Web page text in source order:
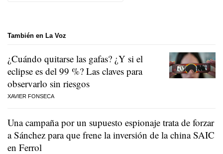
También en La Voz
¿Cuándo quitarse las gafas? ¿Y si el
eclipse es del 99 %? Las claves para
observarlo sin riesgos
XAVIER FONSECA
Una campaña por un supuesto espionaje trata de forzar
a Sánchez para que frene la inversión de la china SAIC
en Ferrol